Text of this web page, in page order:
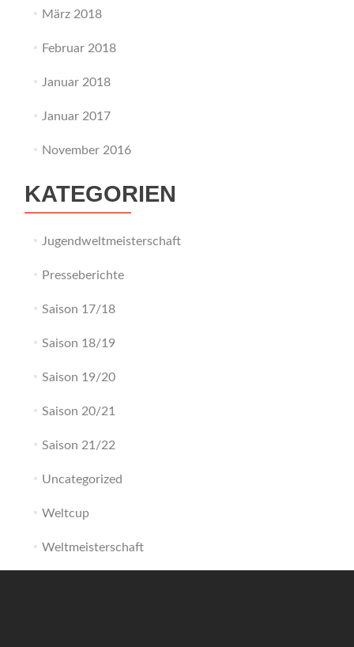
März 2018
Februar 2018
Januar 2018
Januar 2017
November 2016
KATEGORIEN
Jugendweltmeisterschaft
Presseberichte
Saison 17/18
Saison 18/19
Saison 19/20
Saison 20/21
Saison 21/22
Uncategorized
Weltcup
Weltmeisterschaft